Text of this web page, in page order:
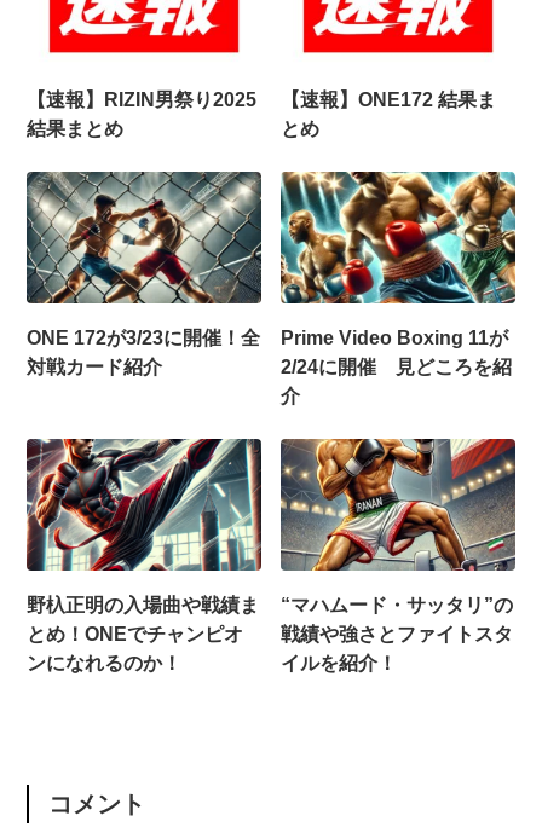
【速報】RIZIN男祭り2025
結果まとめ
【速報】ONE172 結果ま
とめ
ONE 172が3/23に開催！全
対戦カード紹介
Prime Video Boxing 11が
2/24に開催 見どころを紹
介
野杁正明の入場曲や戦績ま
とめ！ONEでチャンピオ
ンになれるのか！
“マハムード・サッタリ”の
戦績や強さとファイトスタ
イルを紹介！
コメント